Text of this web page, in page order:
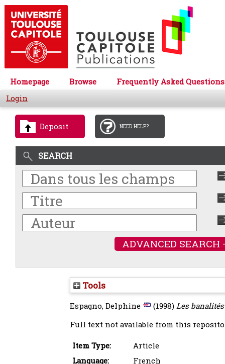
Homepage Browse
Frequently Asked Questions
Login
Deposit NEED HELP?
SEARCH
ADVANCED SEARCH
Tools
Espagno, Delphine (1998)Les
Full text not available from this
Item Type:
Article
Language:
French